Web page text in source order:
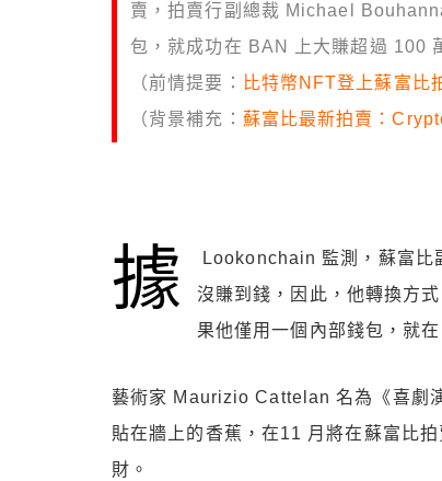
賣，拍賣行副總裁 Michael
包，就成功在 BAN 上大賺超過 100
（前情提要：
比特幣NFT登上蘇富
（背景補充： 蘇富比最新拍賣：
據
Lookonchain 監測，蘇富
沒賺到錢，因此，他轉換方
果他僅用一個內部錢包，就
藝術家 Maurizio Cattelan 名為《喜劇
貼在牆上的香蕉，在11 月將在蘇富比
財。